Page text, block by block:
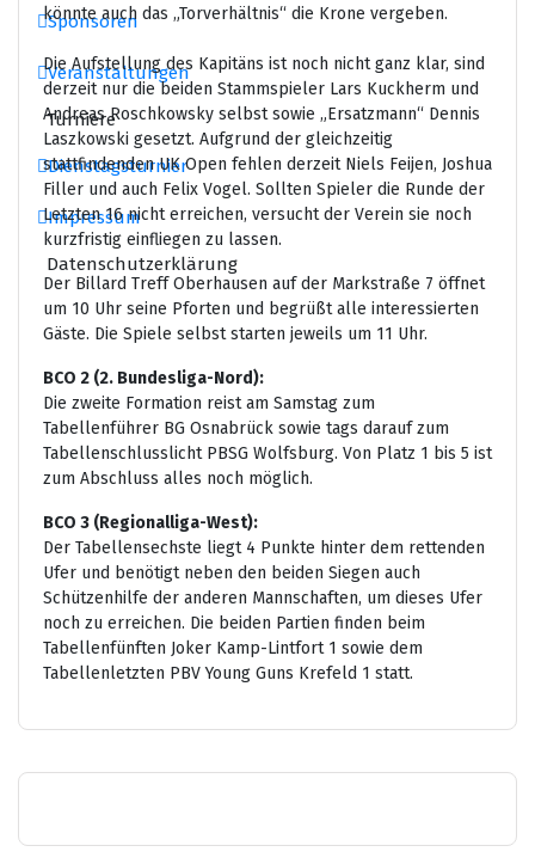
Sponsoren
Veranstaltungen
Turniere
Dienstagsturnier
Impressum
Datenschutzerklärung
könnte auch das „Torverhältnis“ die Krone vergeben.
Die Aufstellung des Kapitäns ist noch nicht ganz klar, sind
derzeit nur die beiden Stammspieler Lars Kuckherm und
Andreas Roschkowsky selbst sowie „Ersatzmann“ Dennis
Laszkowski gesetzt. Aufgrund der gleichzeitig
stattfindenden UK Open fehlen derzeit Niels Feijen, Joshua
Filler und auch Felix Vogel. Sollten Spieler die Runde der
Letzten 16 nicht erreichen, versucht der Verein sie noch
kurzfristig einfliegen zu lassen.
Der Billard Treff Oberhausen auf der Markstraße 7 öffnet
um 10 Uhr seine Pforten und begrüßt alle interessierten
Gäste. Die Spiele selbst starten jeweils um 11 Uhr.
BCO 2 (2. Bundesliga-Nord):
Die zweite Formation reist am Samstag zum
Tabellenführer BG Osnabrück sowie tags darauf zum
Tabellenschlusslicht PBSG Wolfsburg. Von Platz 1 bis 5 ist
zum Abschluss alles noch möglich.
BCO 3 (Regionalliga-West):
Der Tabellensechste liegt 4 Punkte hinter dem rettenden
Ufer und benötigt neben den beiden Siegen auch
Schützenhilfe der anderen Mannschaften, um dieses Ufer
noch zu erreichen. Die beiden Partien finden beim
Tabellenfünften Joker Kamp-Lintfort 1 sowie dem
Tabellenletzten PBV Young Guns Krefeld 1 statt.